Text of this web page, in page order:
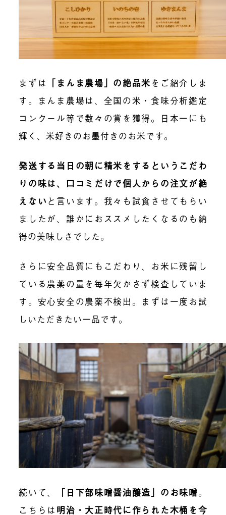
まずは 「まんま農場」の絶品米 をご紹介しま
す。まんま農場は、全国の米・食味分析鑑定
コンクール等で数々の賞を獲得。日本一にも
輝く、米好きのお墨付きのお米です。
発送する当日の朝に精米をするというこだわ
りの味は、口コミだけで個人からの注文が絶
えない と言います。我々も試食させてもらい
ましたが、誰かにおススメしたくなるのも納
得の美味しさでした。
さらに安全品質にもこだわり、お米に残留し
ている農薬の量を毎年欠かさず検査していま
す。安心安全の農薬不検出。まずは一度お試
しいただきたい一品です。
続いて、 「日下部味噌醤油醸造」のお味噌。
こちらは 明治・大正時代に作られた木桶を今